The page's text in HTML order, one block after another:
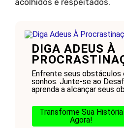
DIGA ADEUS À
Enfrente seus obstáculos
sonhos. Junte-se ao
aprenda a alcançar seus
Transforme Sua História
Agora!